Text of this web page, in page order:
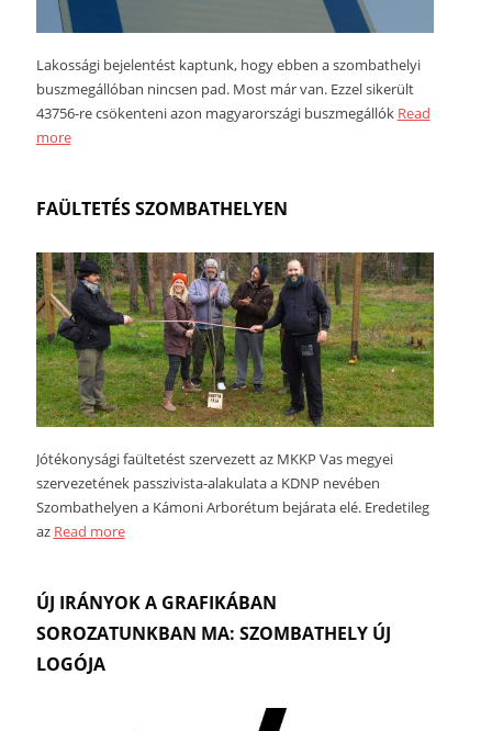
Lakossági bejelentést kaptunk, hogy ebben a szombathelyi
buszmegállóban nincsen pad. Most már van. Ezzel sikerült
43756-re csökenteni azon magyarországi buszmegállók Read
more
FAÜLTETÉS SZOMBATHELYEN
Jótékonysági faültetést szervezett az MKKP Vas megyei
szervezetének passzivista-alakulata a KDNP nevében
Szombathelyen a Kámoni Arborétum bejárata elé. Eredetileg
az Read more
ÚJ IRÁNYOK A GRAFIKÁBAN
SOROZATUNKBAN MA: SZOMBATHELY ÚJ
LOGÓJA